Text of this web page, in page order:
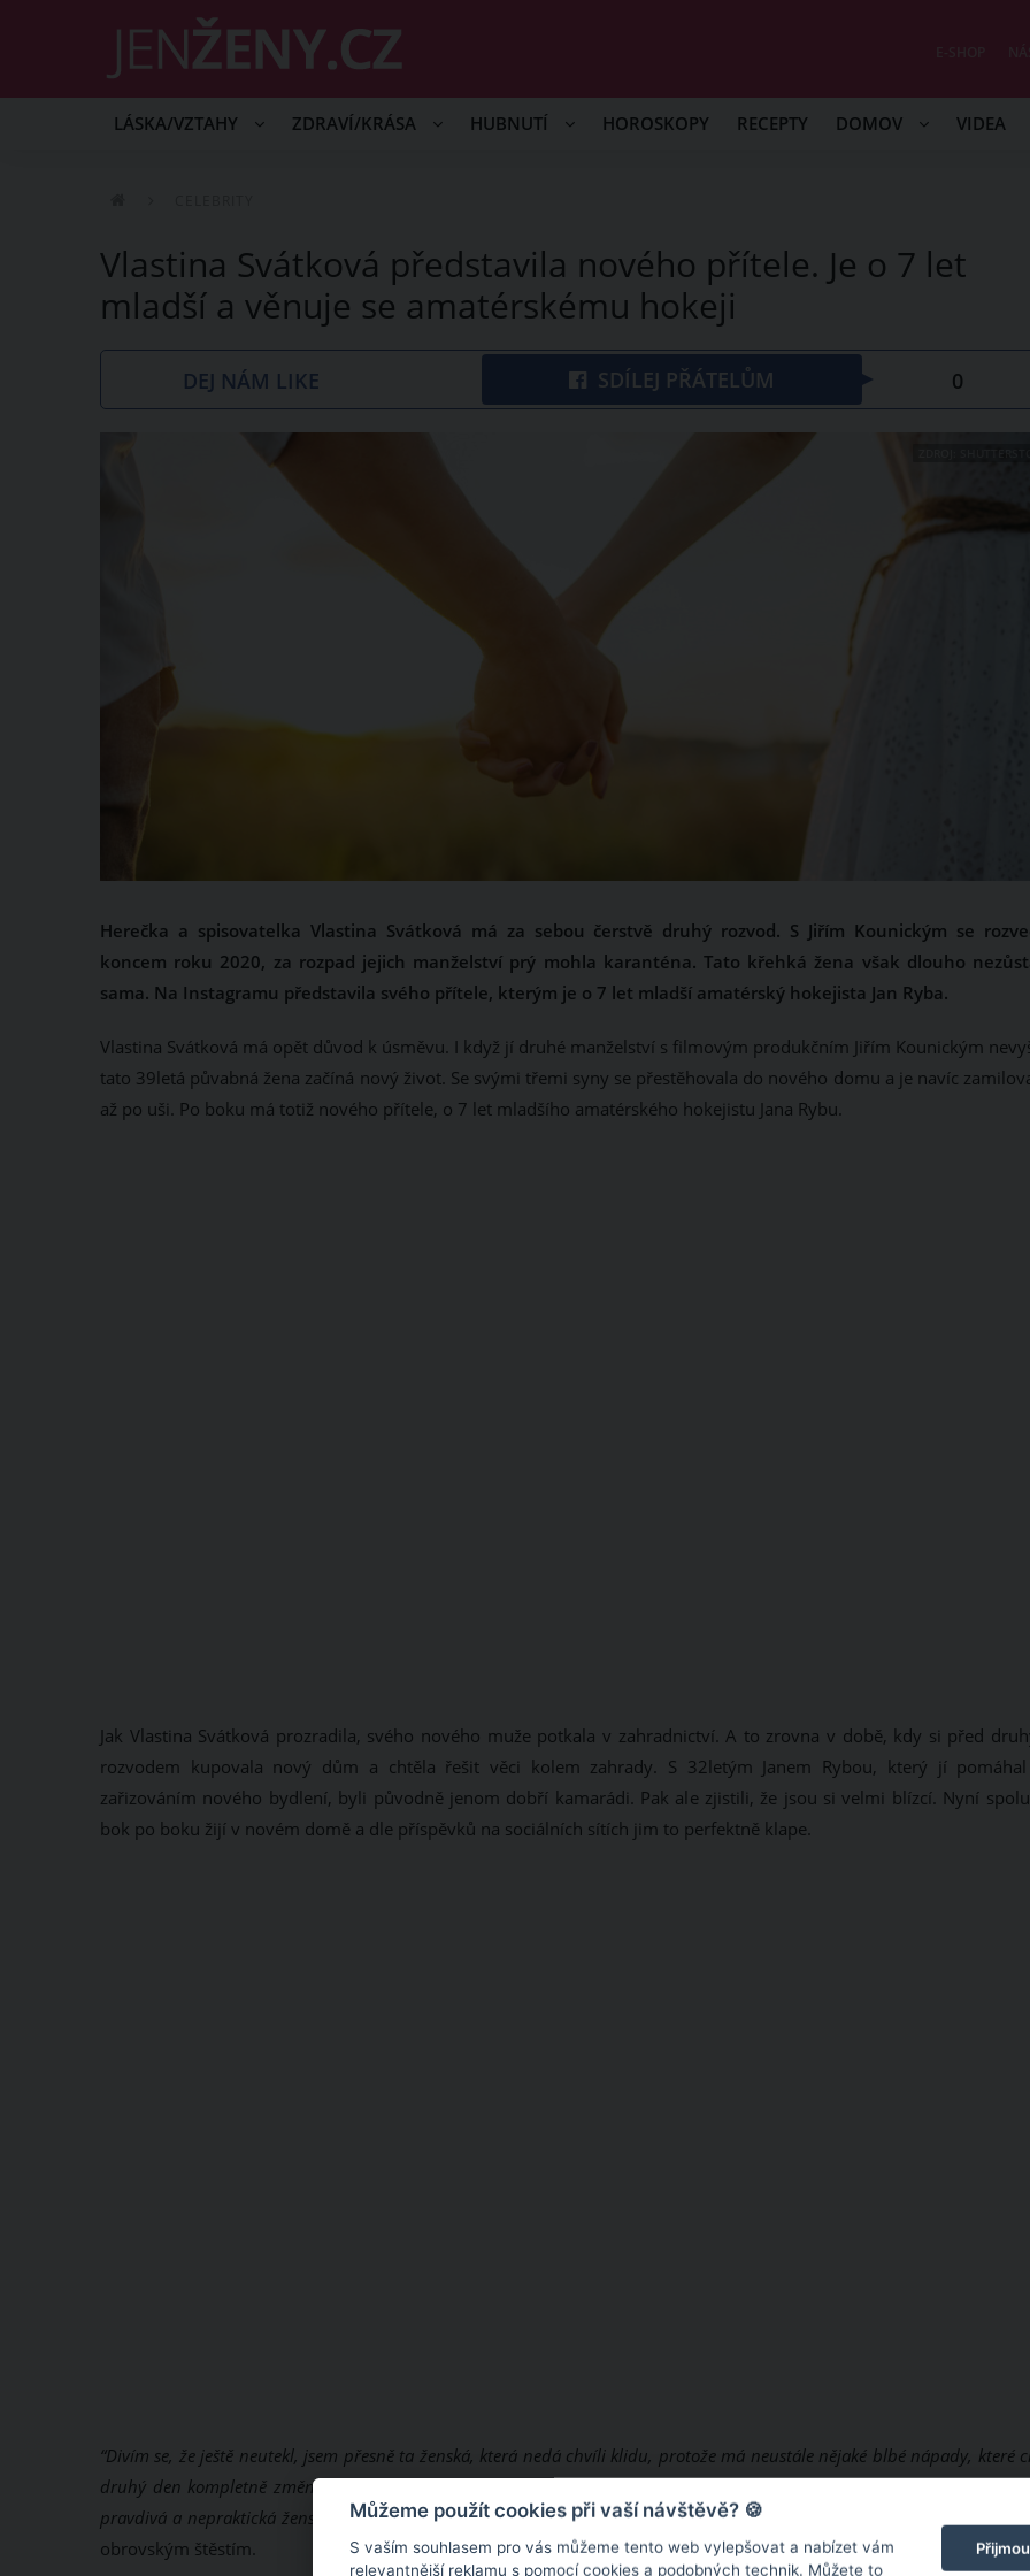
LÁSKA/VZTAHY ZDRAVÍ/KRÁSA HUBNUTÍ HOROSKOPY RECEPTY DOMOV VIDEA
Vlastina Svátková představila nového přítele. Je o 7 let
mladší a věnuje se amatérskému hokeji
DEJ NÁM LIKE SDÍLEJ PŘÁTELŮM 0
Herečka a spisovatelka Vlastina Svátková má za sebou čerstvě druhý rozvod. S Jiřím Kounickým se
koncem roku 2020, za rozpad jejich manželství prý mohla karanténa. Tato křehká žena však dlouho
sama. Na Instagramu představila svého přítele, kterým je o 7 let mladší amatérský hokejista Jan Ryba.
Vlastina Svátková má opět důvod k úsměvu. I když jí druhé manželství s filmovým produkčním Jiřím Kounickým
tato 39letá půvabná žena začíná nový život. Se svými třemi syny se přestěhovala do nového domu a je navíc
až po uši. Po boku má totiž nového přítele, o 7 let mladšího amatérského hokejistu Jana Rybu.
Jak Vlastina Svátková prozradila, svého nového muže potkala v zahradnictví. A to zrovna v době, kdy si před
rozvodem kupovala nový dům a chtěla řešit věci kolem zahrady. S 32letým Janem Rybou, který jí
zařizováním nového bydlení, byli původně jenom dobří kamarádi. Pak ale zjistili, že jsou si velmi blízcí. Nyní
bok po boku žijí v novém domě a dle příspěvků na sociálních sítích jim to perfektně klape.
“Divím se, že ještě neutekl, jsem přesně ta ženská, která nedá chvíli klidu, protože má neustále nějaké blbé nápady, které
druhý den kompletně změnit. Neutekl, i když ví, že se mnou už nehne, zásadně mě nezmění a občas budu netaktní,
pravdivá a nepraktická ženská se třemi syny,”napsala na Instagramu Vlastina Svátková, která po boku nového muže
obrovským štěstím.
Můžeme použít cookies při vaší návštěvě? 🍪
S vaším souhlasem pro vás můžeme tento web vylepšovat a nabízet vám
relevantnější reklamu s pomocí cookies a podobných technik. Můžete to